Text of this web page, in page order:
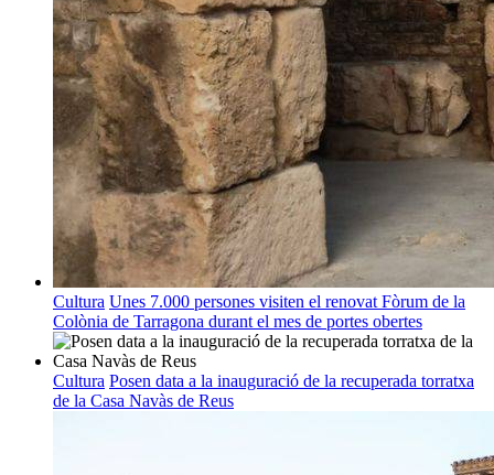
Cultura Unes 7.000 persones visiten el renovat Fòrum de la
Colònia de Tarragona durant el mes de portes obertes
Cultura Posen data a la inauguració de la recuperada torratxa
de la Casa Navàs de Reus